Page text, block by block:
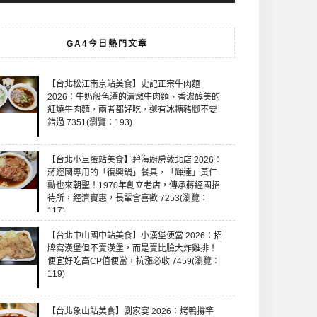
GA4今日熱門文章
【台北松江南京站美食】史記正宗牛肉麵
2026：牛奶般色澤的清燉牛肉麵、香濃醇美的
紅燒牛肉麵，兩者都好吃，還有冰糖豬腳不要
錯過 7351(瀏覽：193)
【台北小巨蛋站美食】碧海廚房敦北店 2026：
蔣經國專用的「復興鍋」餐具，「輝達」黃仁
勳也來朝聖！1970年創立老店，傳承蔣經國招
待所，經濟實惠，長輩會喜歡 7253(瀏覽：
117)
【台北中山國中站美食】小漢堡便當 2026：招
牌寫漢堡但不賣漢堡，而是賣比臉大炸雞排！
便宜好吃高CP值便當，抗漲必收 7459(瀏覽：
119)
【台北象山站美食】劉家宴 2026：烤鴨撐竿